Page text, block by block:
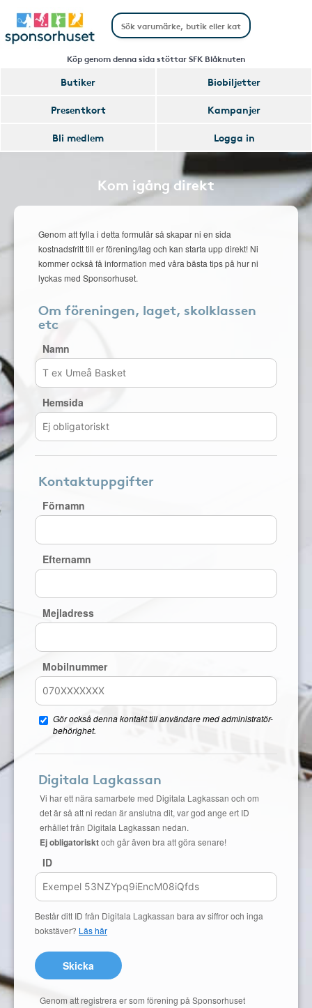
Köp genom denna sida stöttar SFK Blåknuten
Butiker
Biobiljetter
Presentkort
Kampanjer
Bli medlem
Logga in
Kom igång direkt
Genom att fylla i detta formulär så skapar ni en sida
kostnadsfritt till er förening/lag och kan starta upp direkt! Ni
kommer också få information med våra bästa tips på hur ni
lyckas med Sponsorhuset.
Om föreningen, laget, skolklassen
etc
Namn
Hemsida
Kontaktuppgifter
Förnamn
Efternamn
Mejladress
Mobilnummer
Gör också denna kontakt till användare med administratör-
behörighet.
Digitala Lagkassan
Vi har ett nära samarbete med Digitala Lagkassan och om
det är så att ni redan är anslutna dit, var god ange ert ID
erhållet från Digitala Lagkassan nedan.
Ej obligatorisktoch går även bra att göra senare!
ID
Består ditt ID från Digitala Lagkassan bara av siffror och inga
bokstäver? Läs här
Skicka
Genom att registrera er som förening på Sponsorhuset